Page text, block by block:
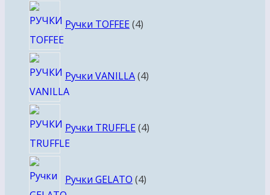
Ручки TOFFEE 4товара
Ручки VANILLA 4товара
Ручки TRUFFLE 4товара
Ручки GELATO 4товара